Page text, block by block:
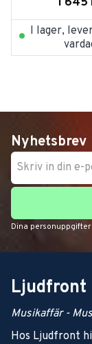
I lager,
Nyhetsbrev
Dina
Ljudfront
Musikaffär -
Hos Ljudfront